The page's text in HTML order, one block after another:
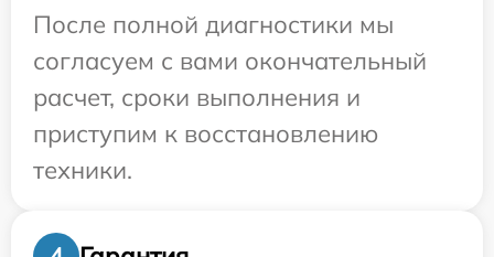
После полной диагностики мы
согласуем с вами окончательный
расчет, сроки выполнения и
приступим к восстановлению
техники.